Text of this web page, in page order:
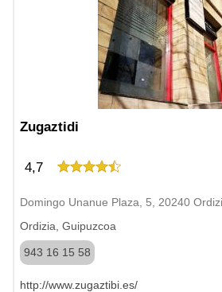
Zugaztidi
4,7
Domingo Unanue Plaza, 5, 20240
Ordizia, Guipuzcoa
943 16 15 58
http://www.zugaztibi.es/